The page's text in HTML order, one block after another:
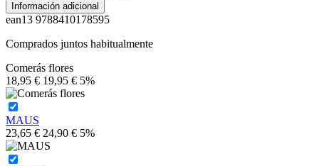
Información adicional
ean13 9788410178595
Comprados juntos habitualmente
Comerás flores
18,95 € 19,95 € 5%
MAUS
23,65 € 24,90 € 5%